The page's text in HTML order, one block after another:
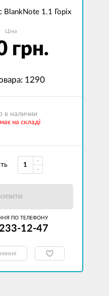
BlankNote 1.1 Горіх
Ціна
грн.
1290
в наличии
на складі
КУПИТИ
ПО ТЕЛЕФОНУ
12-47